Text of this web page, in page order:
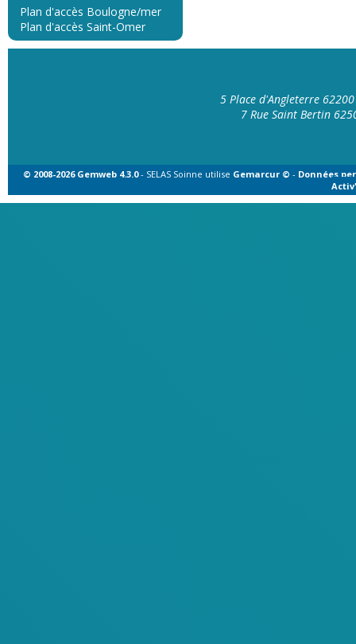
Plan d'accès Boulogne/mer
Plan d'accès Saint-Omer
5 Place d'Angleterre
7 Rue Saint Bertin
© 2008-2026 Gemweb 4.3.0- SELAS Soinne utilise Gemarcur © - Données